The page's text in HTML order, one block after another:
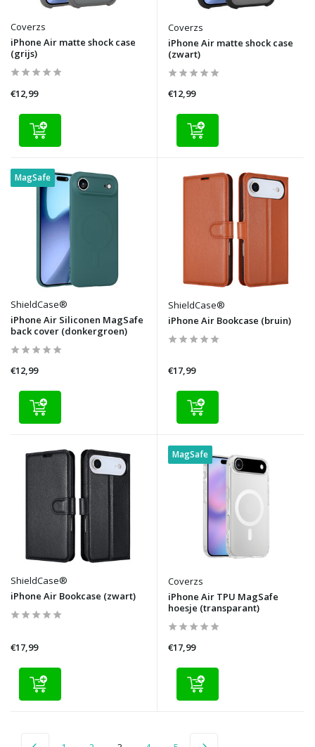
Coverzs
iPhone Air matte shock case
(grijs)
€12,99
Coverzs
iPhone Air matte shock case
(zwart)
€12,99
MagSafe
ShieldCase®
iPhone Air Siliconen MagSafe
back cover (donkergroen)
€12,99
ShieldCase®
iPhone Air Bookcase (bruin)
€17,99
ShieldCase®
iPhone Air Bookcase (zwart)
€17,99
MagSafe
Coverzs
iPhone Air TPU MagSafe
hoesje (transparant)
€17,99